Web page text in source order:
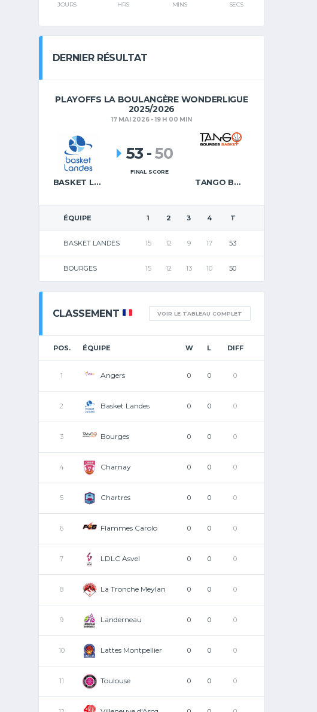
JOURS HRS MINS SECS
DERNIER RÉSULTAT
PLAYOFFS LA BOULANGÈRE WONDERLIGUE
2025/2026
17 MAI 2026 - 19 H 00 MIN
BASKET LANDES TANGO BOURGES BASKET
53 -50
FINAL SCORE
ÉQUIPE 1 2 3 4 T
BASKET LANDES 15 12 9 17 53
BOURGES 15 12 13 10 50
CLASSEMENT VOIR LE TABLEAU COMPLET
POS. ÉQUIPE W L DIFF
1 Angers 0 0 0
2 Basket Landes 0 0 0
3 Bourges 0 0 0
4 Charnay 0 0 0
5 Chartres 0 0 0
6 Flammes Carolo 0 0 0
7 LDLC Asvel 0 0 0
8 La Tronche Meylan 0 0 0
9 Landerneau 0 0 0
10 Lattes Montpellier 0 0 0
11 Toulouse 0 0 0